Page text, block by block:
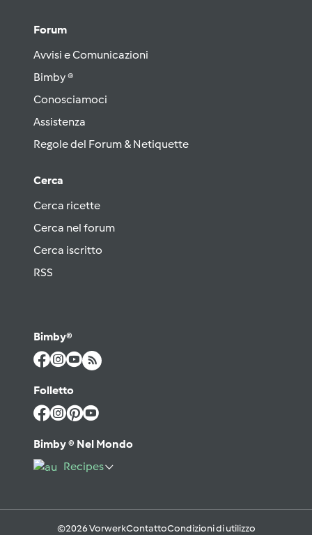
Forum
Avvisi e Comunicazioni
Bimby ®
Conosciamoci
Assistenza
Regole del Forum & Netiquette
Cerca
Cerca ricette
Cerca nel forum
Cerca iscritto
RSS
Bimby®
Folletto
Bimby ® Nel Mondo
Recipes
©2026 VorwerkContattoCondizioni di utilizzo